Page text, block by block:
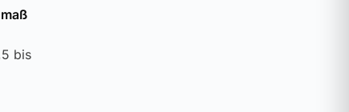
bis